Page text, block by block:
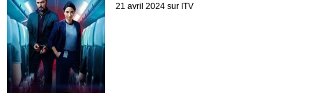
21 avril 2024 sur ITV